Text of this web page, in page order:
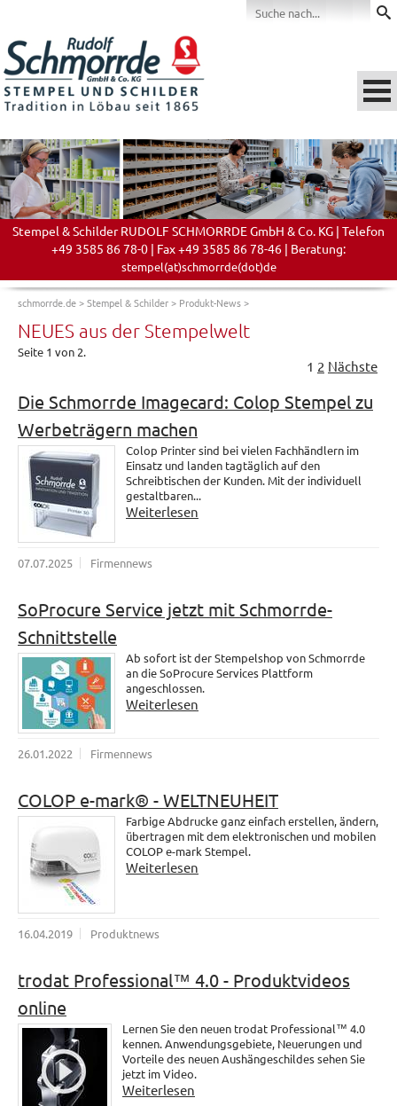
Stempel & Schilder RUDOLF SCHMORRDE GmbH & Co. KG | Telefon
+49 3585 86 78-0 | Fax +49 3585 86 78-46 | Beratung:
stempel(at)schmorrde(dot)de
schmorrde.de>Stempel & Schilder> Produkt-News>
NEUES aus der Stempelwelt
Seite 1 von 2.
1 2 Nächste
Die Schmorrde Imagecard: Colop Stempel zu
Werbeträgern machen
Colop Printer sind bei vielen Fachhändlern im
Einsatz und landen tagtäglich auf den
Schreibtischen der Kunden. Mit der individuell
gestaltbaren...
Weiterlesen
07.07.2025 Firmennews
SoProcure Service jetzt mit Schmorrde-
Schnittstelle
Ab sofort ist der Stempelshop von Schmorrde
an die SoProcure Services Plattform
angeschlossen.
Weiterlesen
26.01.2022 Firmennews
COLOP e-mark® - WELTNEUHEIT
Farbige Abdrucke ganz einfach erstellen, ändern,
übertragen mit dem elektronischen und mobilen
COLOP e-mark Stempel.
Weiterlesen
16.04.2019 Produktnews
trodat Professional™ 4.0 - Produktvideos
online
Lernen Sie den neuen trodat Professional™ 4.0
kennen. Anwendungsgebiete, Neuerungen und
Vorteile des neuen Aushängeschildes sehen Sie
jetzt im Video.
Weiterlesen